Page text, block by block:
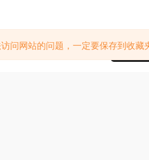
提交
问网站的问题，一定要保存到收藏